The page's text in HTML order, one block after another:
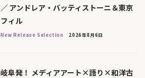
／ アンドレア・バッティストーニ＆東京
フィル
New Release Selection 2026年8月6日
岐阜発！ メディアアート×語り×和洋古